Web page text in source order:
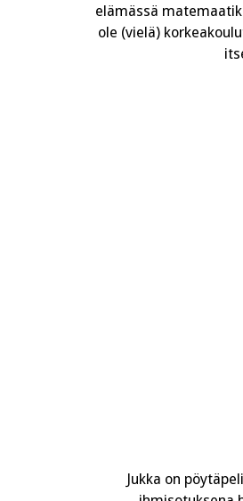
elämässä
ole (vielä)
Jukka on